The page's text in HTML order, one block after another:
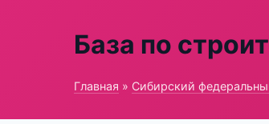
База по
Главная » Сибирский